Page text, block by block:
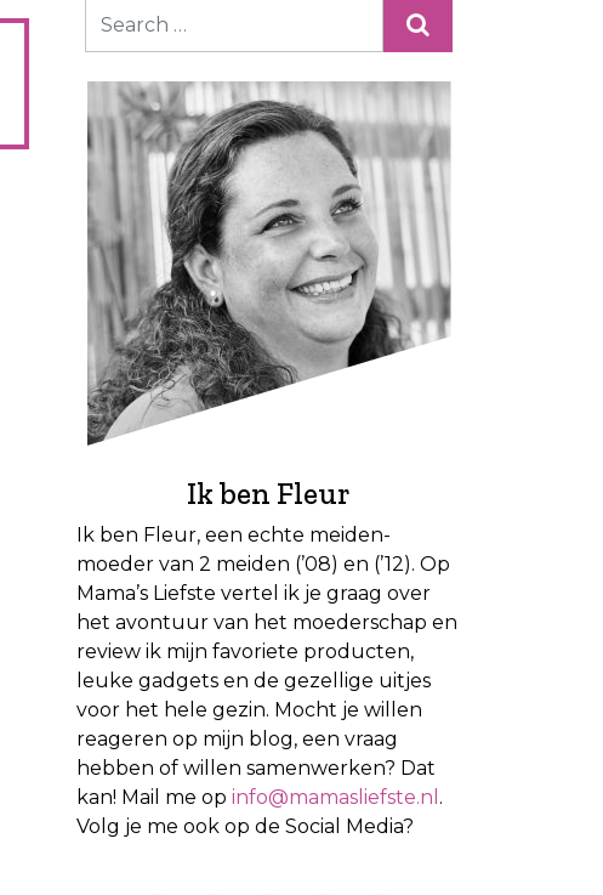
Ik ben Fleur
Ik ben Fleur, een echte meiden-
moeder van 2 meiden (’08) en (’12). Op
Mama’s Liefste vertel ik je graag over
het avontuur van het moederschap en
review ik mijn favoriete producten,
leuke gadgets en de gezellige uitjes
voor het hele gezin. Mocht je willen
reageren op mijn blog, een vraag
hebben of willen samenwerken? Dat
kan! Mail me op info@mamasliefste.nl .
Volg je me ook op de Social Media?